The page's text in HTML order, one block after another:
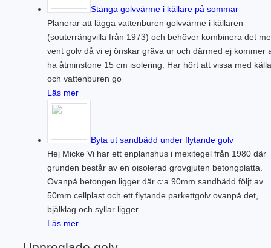
Stänga golvvärme i källare på sommar
Planerar att lägga vattenburen golvvärme i källaren
(souterrängvilla från 1973) och behöver kombinera det
vent golv då vi ej önskar gräva ur och därmed ej kommer
ha åtminstone 15 cm isolering. Har hört att vissa med
och vattenburen go
Läs mer
Byta ut sandbädd under flytande golv
Hej Micke Vi har ett enplanshus i mexitegel från 1980 där
grunden består av en oisolerad grovgjuten betongplatta.
Ovanpå betongen ligger där c:a 90mm sandbädd följt av
50mm cellplast och ett flytande parkettgolv ovanpå det,
bjälklag och syllar ligger
Läs mer